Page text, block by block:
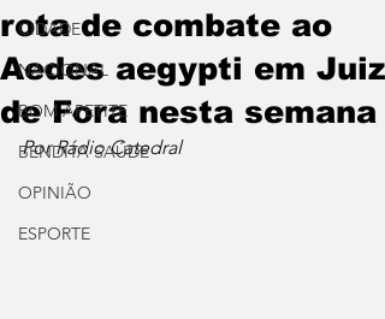
CIDADE
NACIONAL
BOM APETITE
BENDITA SAÚDE
OPINIÃO
ESPORTE
rota de combate ao
Aedes aegypti em Juiz
de Fora nesta semana
Por Rádio Catedral